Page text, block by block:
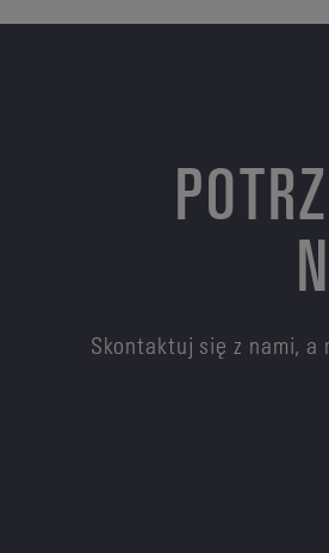
Skontaktuj się z nami, a